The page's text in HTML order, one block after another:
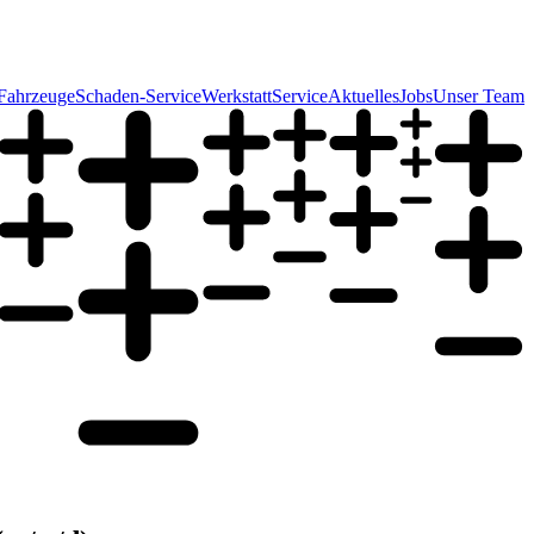
Schaden-ServiceWerkstattServiceAktuellesJobsUnser Team